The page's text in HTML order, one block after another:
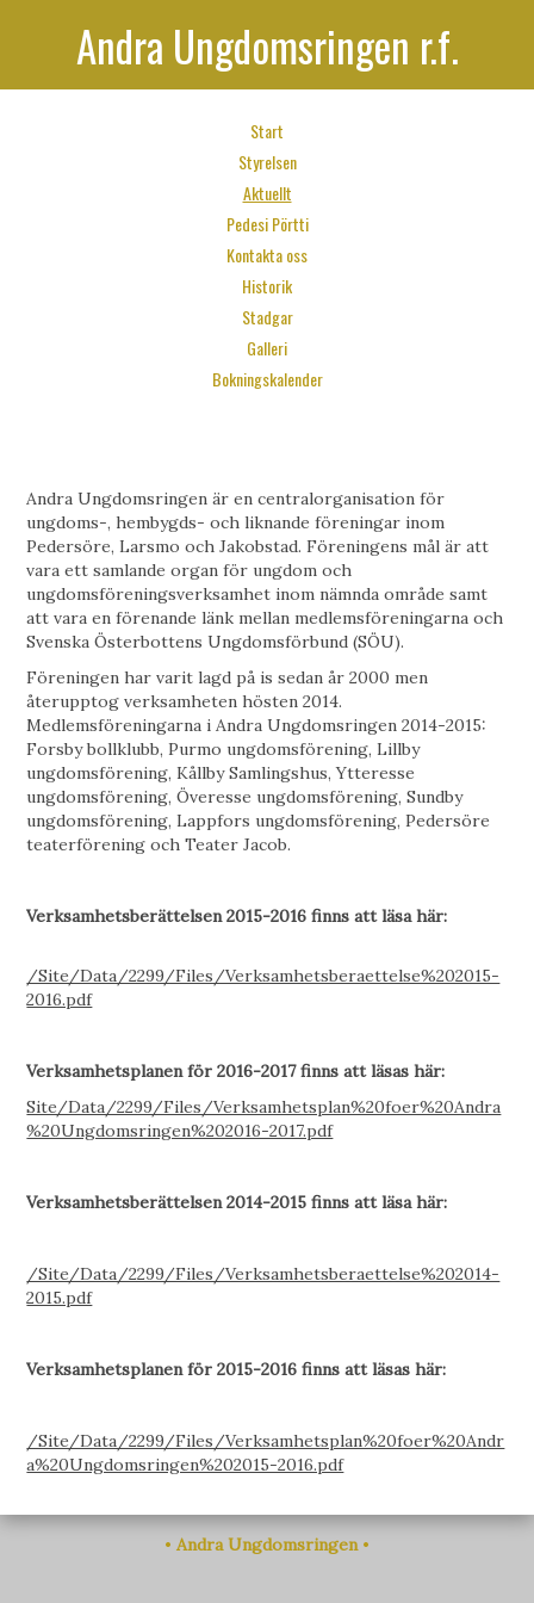
Andra Ungdomsringen r.f.
Start
Styrelsen
Aktuellt
Pedesi Pörtti
Kontakta oss
Historik
Stadgar
Galleri
Bokningskalender
Andra Ungdomsringen är en centralorganisation för
ungdoms-, hembygds- och liknande föreningar inom
Pedersöre, Larsmo och Jakobstad. Föreningens mål är att
vara ett samlande organ för ungdom och
ungdomsföreningsverksamhet inom nämnda område samt
att vara en förenande länk mellan medlemsföreningarna och
Svenska Österbottens Ungdomsförbund (SÖU).
Föreningen har varit lagd på is sedan år 2000 men
återupptog verksamheten hösten 2014.
Medlemsföreningarna i Andra Ungdomsringen 2014-2015:
Forsby bollklubb, Purmo ungdomsförening, Lillby
ungdomsförening, Kållby Samlingshus, Ytteresse
ungdomsförening, Överesse ungdomsförening, Sundby
ungdomsförening, Lappfors ungdomsförening, Pedersöre
teaterförening och Teater Jacob.
Verksamhetsberättelsen 2015-2016 finns att läsa här:
/Site/Data/2299/Files/Verksamhetsberaettelse%202015-
2016.pdf
Verksamhetsplanen för 2016-2017 finns att läsas här:
Site/Data/2299/Files/Verksamhetsplan%20foer%20Andra
%20Ungdomsringen%202016-2017.pdf
Verksamhetsberättelsen 2014-2015 finns att läsa här:
/Site/Data/2299/Files/Verksamhetsberaettelse%202014-
2015.pdf
Verksamhetsplanen för 2015-2016 finns att läsas här:
/Site/Data/2299/Files/Verksamhetsplan%20foer%20Andr
a%20Ungdomsringen%202015-2016.pdf
• Andra Ungdomsringen•